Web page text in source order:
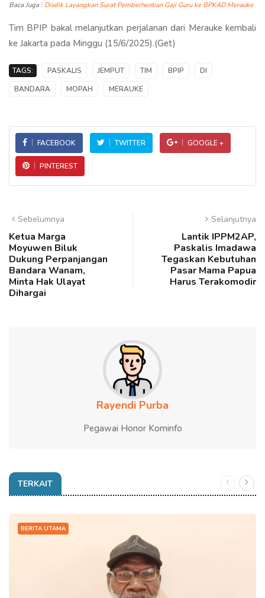
Baca Juga : Disdik Layangkan Surat Pemberhentian Gaji Guru ke BPKAD Merauke
Tim BPIP bakal melanjutkan perjalanan dari Merauke kembali
ke Jakarta pada Minggu (15/6/2025).(Get)
TAGS: PASKALIS JEMPUT TIM BPIP
DI
BANDARA
MOPAH MERAUKE
FACEBOOK TWITTER GOOGLE +
PINTEREST
Sebelumnya
Ketua Marga
Moyuwen Biluk
Dukung Perpanjangan
Bandara Wanam,
Minta Hak Ulayat
Dihargai
Selanjutnya
Lantik IPPM2AP,
Paskalis Imadawa
Tegaskan Kebutuhan
Pasar Mama Papua
Harus Terakomodir
Rayendi Purba
Pegawai Honor Kominfo
TERKAIT
BERITA UTAMA